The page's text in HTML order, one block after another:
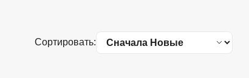
Сортировать: